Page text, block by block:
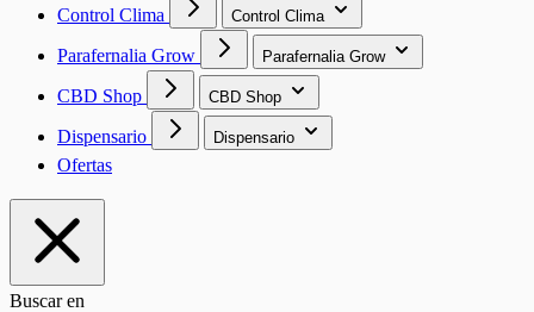
Control Clima Control Clima
Parafernalia Grow Parafernalia Grow
CBD Shop CBD Shop
Dispensario Dispensario
Ofertas
Buscar en